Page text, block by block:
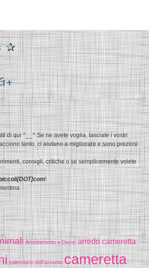
✰
di qui ^__^ Se ne avete voglia, lasciate i vostri
tanto, ci aiutano a migliorare e sono preziosi
consigli, critiche o se semplicemente volete
!
Arredamento e Decor arredo cameretta
calendario dell'avvento cameretta